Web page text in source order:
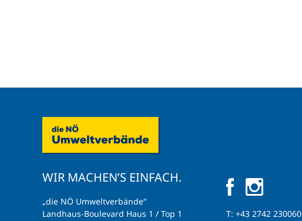
WIR MACHEN’S EINFACH.
„die NÖ Umweltverbände“
Landhaus-Boulevard Haus 1 / Top 1
T: +43 2742 230060